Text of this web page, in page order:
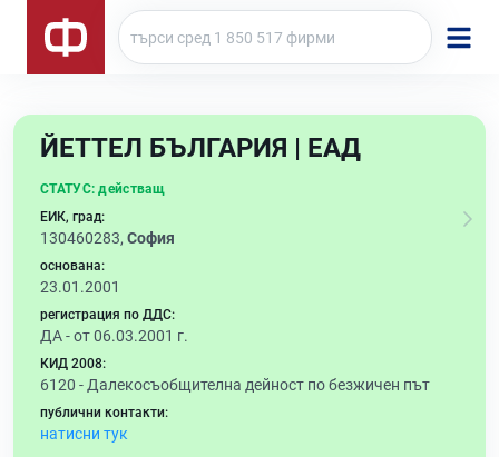
ЙЕТТЕЛ БЪЛГАРИЯ | ЕАД
СТАТУС: действащ
ЕИК, град:
130460283, София
основана:
23.01.2001
регистрация по ДДС:
ДА - от 06.03.2001 г.
КИД 2008:
6120 - Далекосъобщителна дейност по безжичен път
публични контакти:
натисни тук